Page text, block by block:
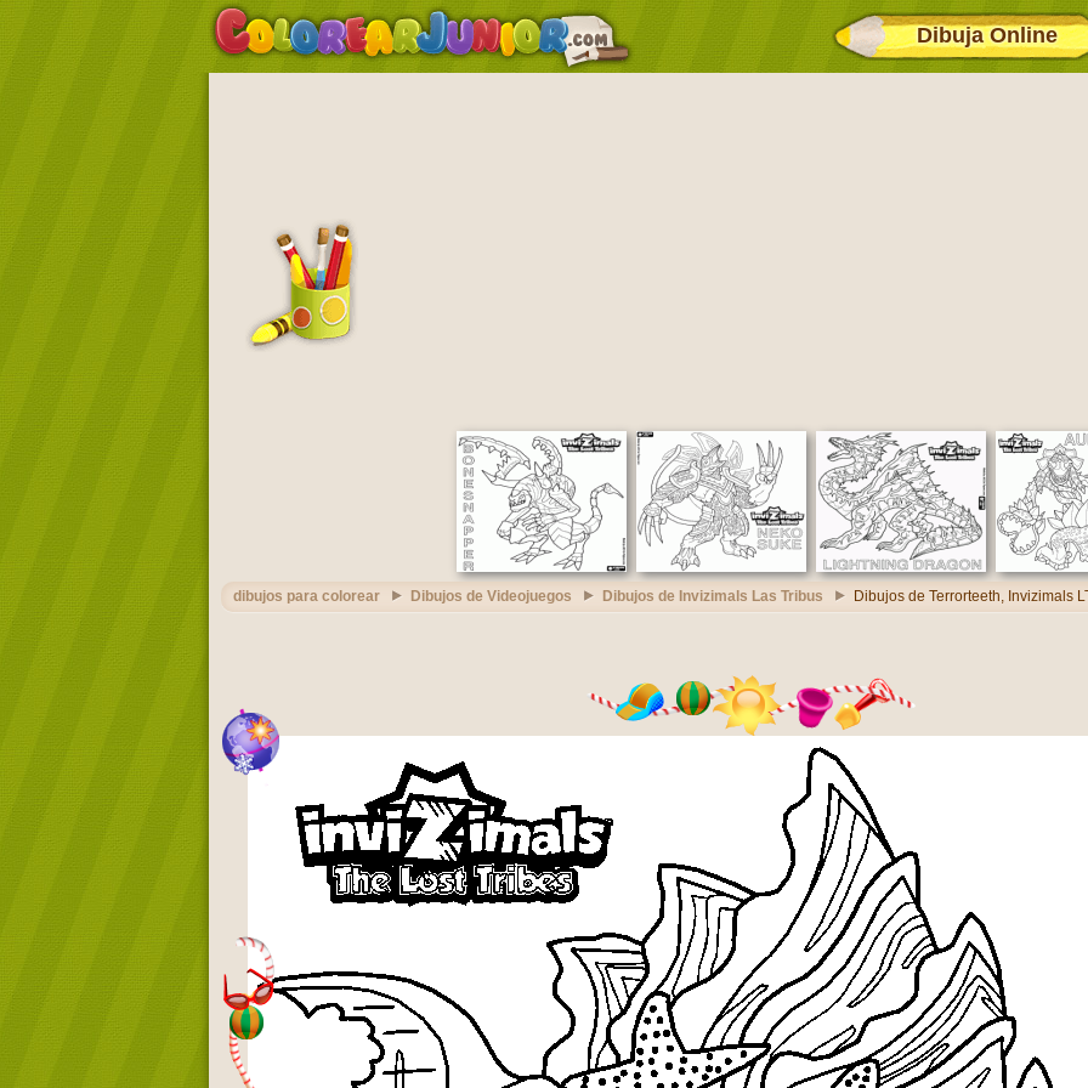
Dibuja Online
dibujos para colorear Dibujos de Videojuegos Dibujos de Invizimals Las Tribus Dibujos de Terrorteeth, Invizimals